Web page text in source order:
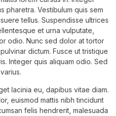
pharetra. Vestibulum quis sem
tellus. Suspendisse ultrices
et urna vulputate,
odio. Nunc sed dolor at tortor
dictum. Fusce ut tristique
Integer quis aliquam odio. Sed
lacinia eu, dapibus vitae diam.
euismod mattis nibh tincidunt
felis hendrerit, malesuada